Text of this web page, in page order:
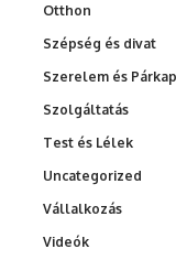
Otthon
Szépség és divat
Szerelem és
Szolgáltatás
Test és Lélek
Uncategorized
Vállalkozás
Videók